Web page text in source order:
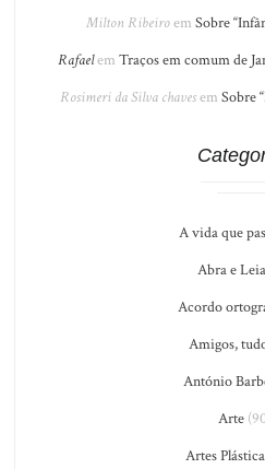
Milton Ribeiroem Sobre
Rafaelem Traços em comum de
Rosimeri da Silva chavesem Sobre
A vida que
Abra e Leia
Acordo
Amigos,
António
Arte
Artes